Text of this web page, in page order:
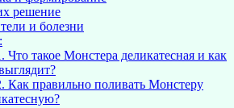
решение
и болезни
Что такое Монстера деликатесная и как
Как правильно поливать Монстеру